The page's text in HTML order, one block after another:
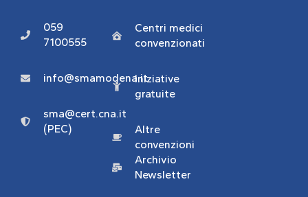
059
7100555
info@smamodena.it
sma@cert.cna.it
(PEC)
Centri medici
convenzionati
Iniziative
gratuite
Altre
convenzioni
Archivio
Newsletter